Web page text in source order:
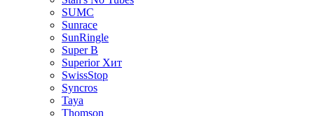
SUMC
Sunrace
SunRingle
Super B
Superior Хит
SwissStop
Syncros
Taya
Thomson